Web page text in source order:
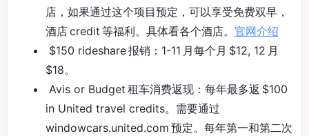
店，如果通过这个项目预定，可以享受免费双早，
酒店 credit 等福利。具体看各个酒店。 官网介绍
$150 rideshare 报销：1-11 月每个月 $12, 12 月
$18。
Avis or Budget 租车消费返现：每年最多返 $100
in United travel credits。需要通过
windowcars.united.com 预定。每年第一和第二次